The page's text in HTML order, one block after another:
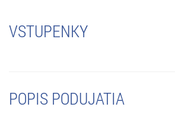
VSTUPENKY
POPIS PODUJATIA